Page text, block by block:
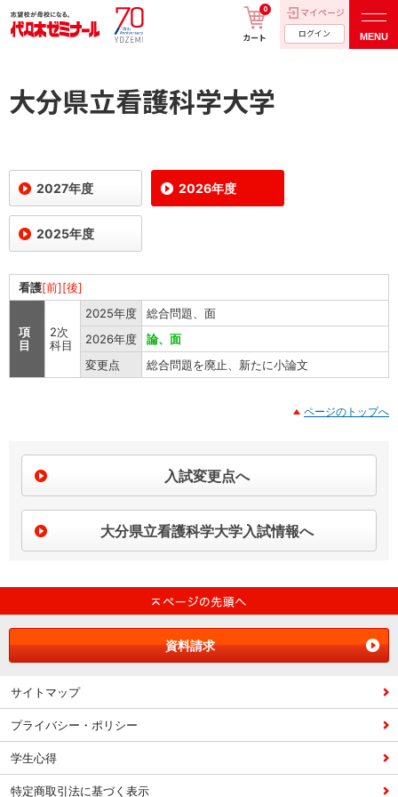
カート
0 マイページ
ログイン MENU
大分県立看護科学大学
2027年度 2026年度
2025年度
看護[前][後]
項
目
2次
科目
2025年度
総合問題、面
2026年度
論、面
変更点
総合問題を廃止、新たに小論文
ページのトップへ
入試変更点へ
大分県立看護科学大学入試情報へ
資料請求
サイトマップ
プライバシー・ポリシー
学生心得
特定商取引法に基づく表示